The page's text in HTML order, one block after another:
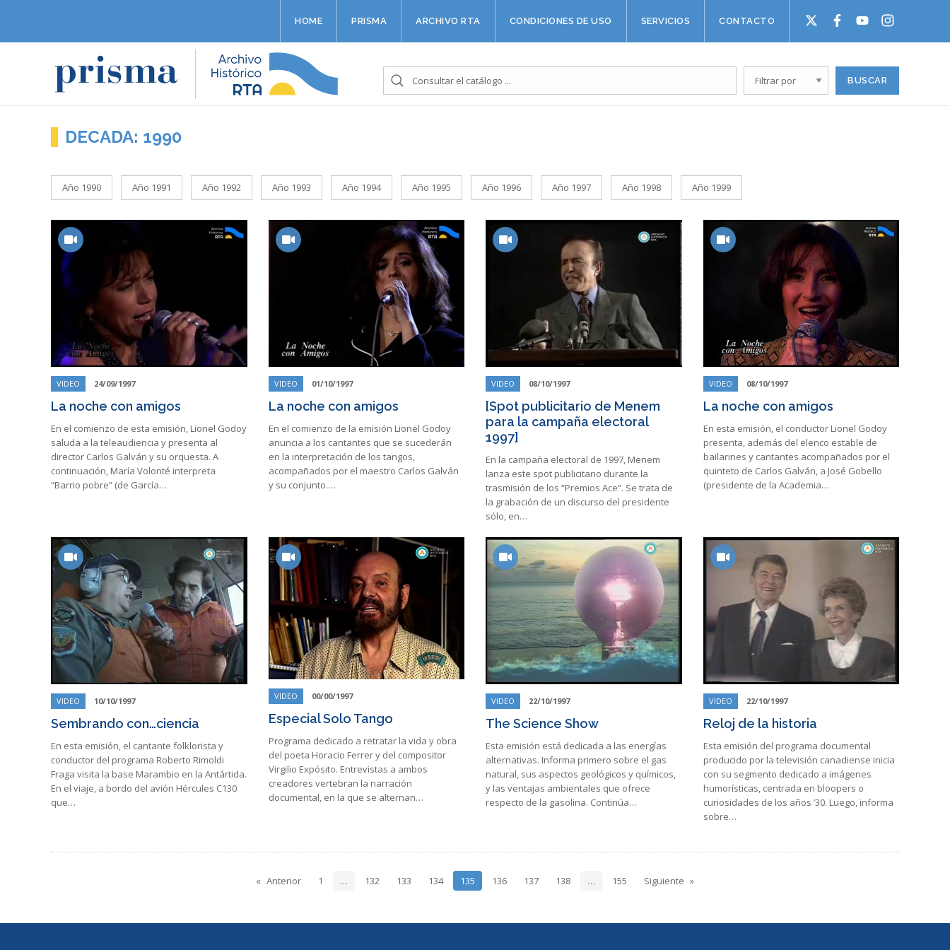
HOME PRISMA ARCHIVO RTA CONDICIONES DE USO SERVICIOS CONTACTO
DECADA: 1990
Año 1990 Año 1991 Año 1992 Año 1993 Año 1994 Año 1995 Año 1996 Año 1997 Año 1998 Año 1999
VIDEO 24/09/1997
La noche con amigos
En el comienzo de esta emisión, Lionel Godoy
saluda a la teleaudiencia y presenta al
director Carlos Galván y su orquesta. A
continuación, María Volonté interpreta
“Barrio pobre” (de García…
VIDEO 01/10/1997
La noche con amigos
En el comienzo de la emisión Lionel Godoy
anuncia a los cantantes que se sucederán
en la interpretación de los tangos,
acompañados por el maestro Carlos Galván
y su conjunto.…
VIDEO 08/10/1997
[Spot publicitario de Menem
para la campaña electoral
1997]
En la campaña electoral de 1997, Menem
lanza este spot publicitario durante la
trasmisión de los “Premios Ace”. Se trata de
la grabación de un discurso del presidente
sólo, en…
VIDEO 08/10/1997
La noche con amigos
En esta emisión, el conductor Lionel Godoy
presenta, además del elenco estable de
bailarines y cantantes acompañados por el
quinteto de Carlos Galván, a José Gobello
(presidente de la Academia…
VIDEO 10/10/1997
Sembrando con…ciencia
En esta emisión, el cantante folklorista y
conductor del programa Roberto Rimoldi
Fraga visita la base Marambio en la Antártida.
En el viaje, a bordo del avión Hércules C130
que…
VIDEO 00/00/1997
Especial Solo Tango
Programa dedicado a retratar la vida y obra
del poeta Horacio Ferrer y del compositor
Virgilio Expósito. Entrevistas a ambos
creadores vertebran la narración
documental, en la que se alternan…
VIDEO 22/10/1997
The Science Show
Esta emisión está dedicada a las energías
alternativas. Informa primero sobre el gas
natural, sus aspectos geológicos y químicos,
y las ventajas ambientales que ofrece
respecto de la gasolina. Continúa…
VIDEO 22/10/1997
Reloj de la historia
Esta emisión del programa documental
producido por la televisión canadiense inicia
con su segmento dedicado a imágenes
humorísticas, centrada en bloopers o
curiosidades de los años ’30. Luego, informa
sobre…
Anterior 1 … 132 133 134 135 136 137 138 … 155 Siguiente